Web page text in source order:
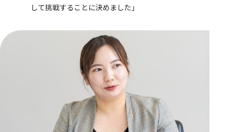
して挑戦することに決めました」